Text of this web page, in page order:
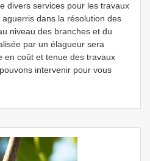
divers services pour les travaux
dans la résolution des
niveau des branches et du
par un élagueur sera
en coût et tenue des travaux
intervenir pour vous